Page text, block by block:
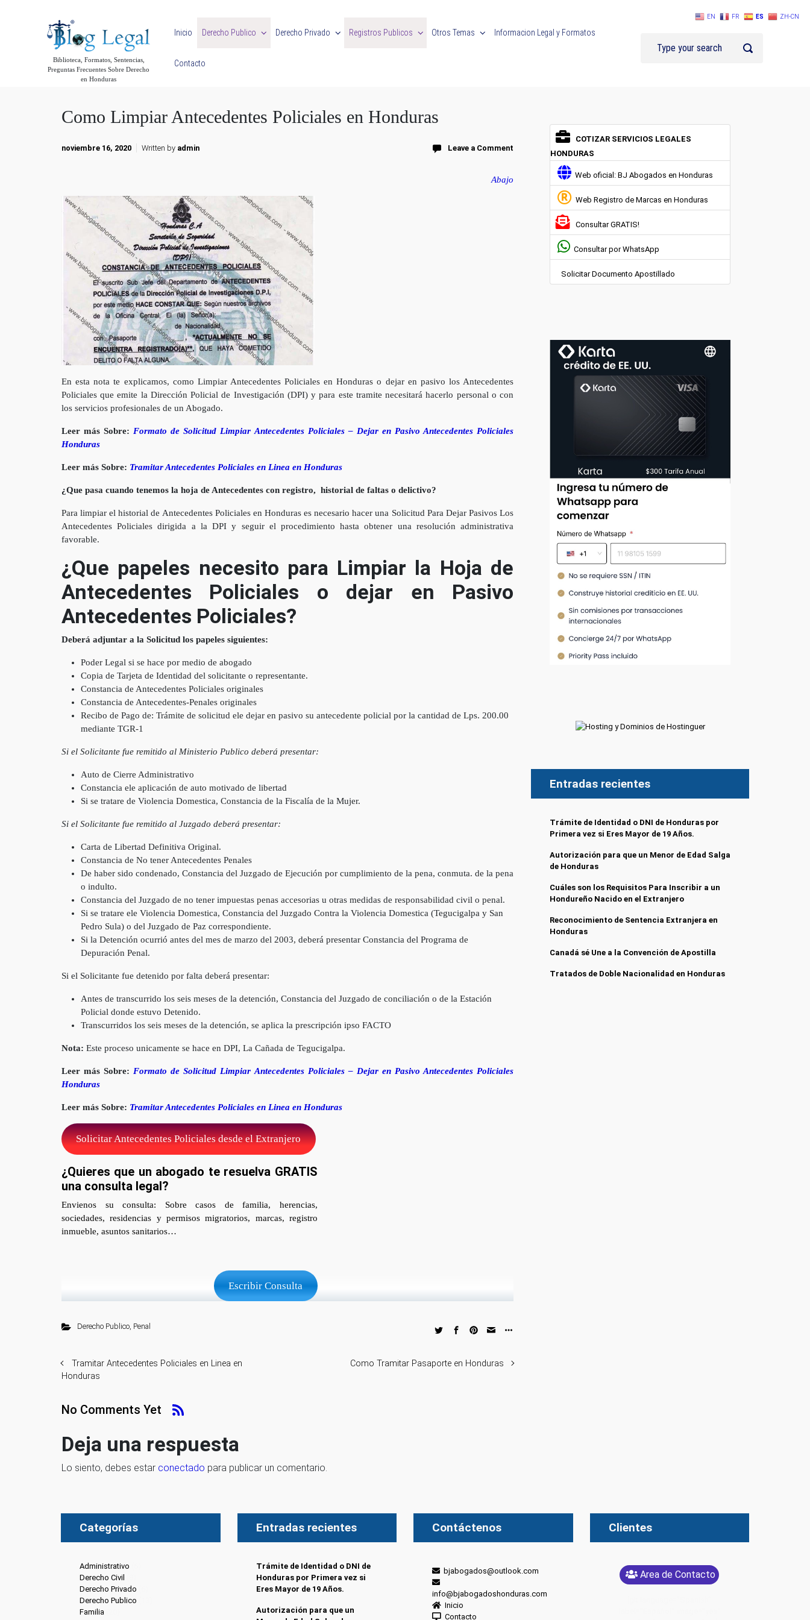
Biblioteca, Formatos, Sentencias,
Preguntas Frecuentes Sobre Derecho
en Honduras
Inicio Derecho Publico Derecho Privado Registros Publicos Otros Temas Informacion Legal y Formatos
Contacto
Como Limpiar Antecedentes Policiales en Honduras
noviembre 16, 2020 Written by admin Leave a Comment
Abajo
En esta nota te explicamos, como Limpiar Antecedentes Policiales en Honduras o dejar en pasivo los Antecedentes
Policiales que emite la Dirección Policial de Investigación (DPI) y para este tramite necesitará hacerlo personal o con
los servicios profesionales de un Abogado.
Leer más Sobre:Formato de Solicitud Limpiar Antecedentes Policiales – Dejar en Pasivo Antecedentes Policiales
Honduras
Leer más Sobre: Tramitar Antecedentes Policiales en Linea en Honduras
¿Que pasa cuando tenemos la hoja de Antecedentes con registro, historial de faltas o delictivo?
Para limpiar el historial de Antecedentes Policiales en Honduras es necesario hacer una Solicitud Para Dejar Pasivos Los
Antecedentes Policiales dirigida a la DPI y seguir el procedimiento hasta obtener una resolución administrativa
favorable.
¿Que papeles necesito para Limpiar la Hoja de
Antecedentes Policiales o dejar en Pasivo
Antecedentes Policiales?
Deberá adjuntar a la Solicitud los papeles siguientes:
Poder Legal si se hace por medio de abogado
Copia de Tarjeta de Identidad del solicitante o representante.
Constancia de Antecedentes Policiales originales
Constancia de Antecedentes-Penales originales
Recibo de Pago de: Trámite de solicitud ele dejar en pasivo su antecedente policial por la cantidad de Lps. 200.00
mediante TGR-1
Si el Solicitante fue remitido al Ministerio Publico deberá presentar:
Auto de Cierre Administrativo
Constancia ele aplicación de auto motivado de libertad
Si se tratare de Violencia Domestica, Constancia de la Fiscalía de la Mujer.
Si el Solicitante fue remitido al Juzgado deberá presentar:
Carta de Libertad Definitiva Original.
Constancia de No tener Antecedentes Penales
De haber sido condenado, Constancia del Juzgado de Ejecución por cumplimiento de la pena, conmuta. de la pena
o indulto.
Constancia del Juzgado de no tener impuestas penas accesorias u otras medidas de responsabilidad civil o penal.
Si se tratare ele Violencia Domestica, Constancia del Juzgado Contra la Violencia Domestica (Tegucigalpa y San
Pedro Sula) o del Juzgado de Paz correspondiente.
Si la Detención ocurrió antes del mes de marzo del 2003, deberá presentar Constancia del Programa de
Depuración Penal.
Si el Solicitante fue detenido por falta deberá presentar:
Antes de transcurrido los seis meses de la detención, Constancia del Juzgado de conciliación o de la Estación
Policial donde estuvo Detenido.
Transcurridos los seis meses de la detención, se aplica la prescripción ipso FACTO
Nota: Este proceso unicamente se hace en DPI, La Cañada de Tegucigalpa.
Leer más Sobre:Formato de Solicitud Limpiar Antecedentes Policiales – Dejar en Pasivo Antecedentes Policiales
Honduras
Leer más Sobre: Tramitar Antecedentes Policiales en Linea en Honduras
Solicitar Antecedentes Policiales desde el Extranjero
¿Quieres que un abogado te resuelva GRATIS
una consulta legal?
Envienos su consulta: Sobre casos de familia, herencias,
sociedades, residencias y permisos migratorios, marcas, registro
inmueble, asuntos sanitarios…
Escribir Consulta
Derecho Publico, Penal
Tramitar Antecedentes Policiales en Linea en
Honduras
Como Tramitar Pasaporte en Honduras
No Comments Yet
Deja una respuesta
Lo siento, debes estar conectado para publicar un comentario.
COTIZAR SERVICIOS LEGALES
HONDURAS
Web oficial: BJ Abogados en Honduras
Web Registro de Marcas en Honduras
Consultar GRATIS!
Consultar por WhatsApp
Solicitar Documento Apostillado
Entradas recientes
Trámite de Identidad o DNI de Honduras por
Primera vez si Eres Mayor de 19 Años.
Autorización para que un Menor de Edad Salga
de Honduras
Cuáles son los Requisitos Para Inscribir a un
Hondureño Nacido en el Extranjero
Reconocimiento de Sentencia Extranjera en
Honduras
Canadá sé Une a la Convención de Apostilla
Tratados de Doble Nacionalidad en Honduras
Categorías
Administrativo
Derecho Civil
Derecho Privado
Derecho Publico
Familia
Entradas recientes
Trámite de Identidad o DNI de
Honduras por Primera vez si
Eres Mayor de 19 Años.
Autorización para que un
Contáctenos
bjabogados@outlook.com
info@bjabogadoshonduras.com
Inicio
Contacto
Clientes
Area de Contacto
EN FR ES ZH-CN